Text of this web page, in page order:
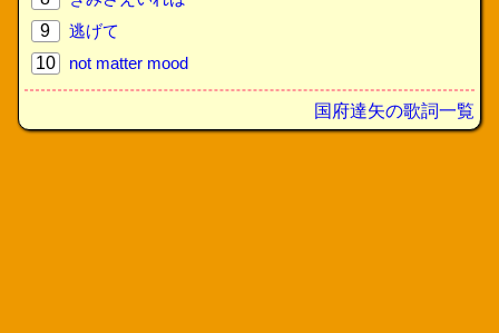
9
逃げて
10
not matter mood
国府達矢の歌詞一覧